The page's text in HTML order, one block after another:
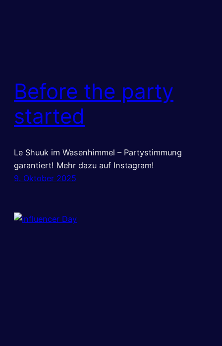
Before the party
started
Le Shuuk im Wasenhimmel – Partystimmung
garantiert! Mehr dazu auf Instagram!
9. Oktober 2025